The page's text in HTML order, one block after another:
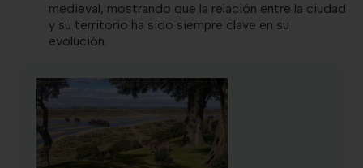
medieval, mostrando que la relación entre la ciudad
y su territorio ha sido siempre clave en su
evolución.